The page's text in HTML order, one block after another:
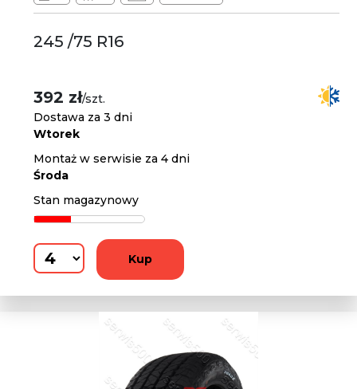
245 /75 R16
392 zł/szt.
Dostawa za 3 dni
Wtorek
Montaż w serwisie za 4 dni
Środa
Stan magazynowy
Kup